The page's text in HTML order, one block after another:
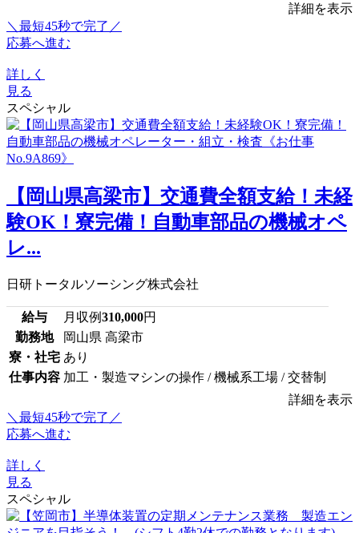
詳細を表示
＼最短45秒で完了／
応募へ進む
詳しく
見る
スペシャル
【岡山県高梁市】交通費全額支給！未経
験OK！寮完備！自動車部品の機械オペ
レ...
日研トータルソーシング株式会社
給与 月収例310,000円
勤務地
岡山県 高梁市
寮・社宅 あり
仕事内容 加工・製造マシンの操作 / 機械系工場 / 交替制
詳細を表示
＼最短45秒で完了／
応募へ進む
詳しく
見る
スペシャル